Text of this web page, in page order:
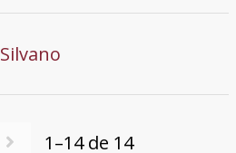
1–14 de 14